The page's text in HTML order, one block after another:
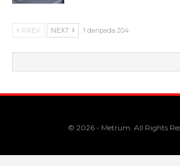
PREV NEXT 1 daripada 204
© 2026 - Metrum. All Rights